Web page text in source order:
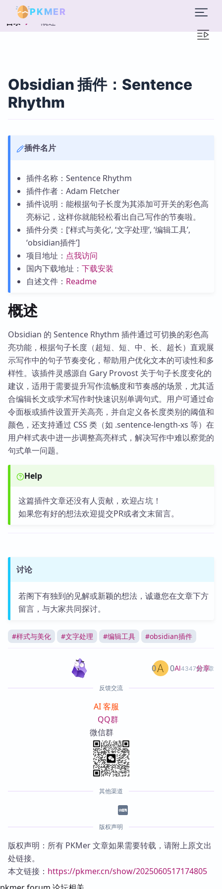
PKMER
目录 概述
Obsidian 插件：Sentence
Rhythm
插件名片
插件名称：Sentence Rhythm
插件作者：Adam Fletcher
插件说明：能根据句子长度为其添加可开关的彩色高
亮标记，这样你就能轻松看出自己写作的节奏啦。
插件分类：[‘样式与美化’, ‘文字处理’, ‘编辑工具’,
‘obsidian插件’]
项目地址： 点我访问
国内下载地址： 下载安装
自述文件： Readme
概述
Obsidian 的 Sentence Rhythm 插件通过可切换的彩色高
亮功能，根据句子长度（超短、短、中、长、超长）直观展
示写作中的句子节奏变化，帮助用户优化文本的可读性和多
样性。该插件灵感源自 Gary Provost 关于句子长度变化的
建议，适用于需要提升写作流畅度和节奏感的场景，尤其适
合编辑长文或学术写作时快速识别单调句式。用户可通过命
令面板或插件设置开关高亮，并自定义各长度类别的阈值和
颜色，还支持通过 CSS 类（如 .sentence-length-xs 等）在
用户样式表中进一步调整高亮样式，解决写作中难以察觉的
句式单一问题。
Help
这篇插件文章还没有人贡献，欢迎占坑！
如果您有好的想法欢迎提交PR或者文末留言。
讨论
若阁下有独到的见解或新颖的想法，诚邀您在文章下方
留言，与大家共同探讨。
#样式与美化 #文字处理 #编辑工具 #obsidian插件
AI4347篇文章
0 0 分享
反馈交流
AI 客服
QQ群
微信群
其他渠道
版权声明
版权声明：所有 PKMer 文章如果需要转载，请附上原文出
处链接。
本文链接： https://pkmer.cn/show/2025060517174805